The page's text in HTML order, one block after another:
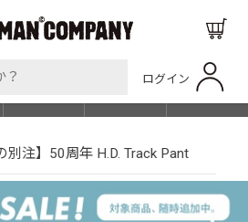
ログイン
SHOP LIST
注】50周年 H.D. Track Pant